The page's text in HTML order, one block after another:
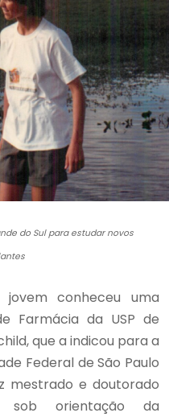
do Sul para estudar novos
conheceu uma
Farmácia da USP de
que a indicou para a
Federal de São Paulo
mestrado e doutorado
sob orientação da